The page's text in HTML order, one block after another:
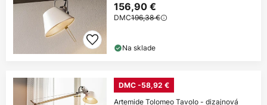
156,90 €
DMC196,38 €
Na sklade
DMC -58,92 €
Artemide Tolomeo Tavolo - dizajnová